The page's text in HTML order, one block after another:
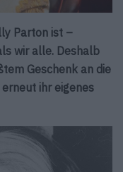
Parton ist –
wir alle. Deshalb
Geschenk an die
ihr eigenes